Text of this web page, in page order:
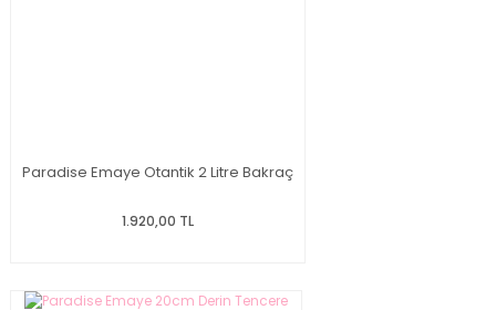
Paradise Emaye Otantik 2 Litre Bakraç
1.920,00 TL